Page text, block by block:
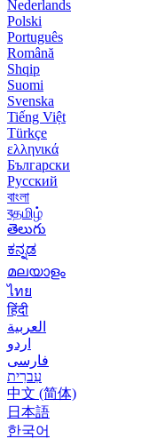
Nederlands
Polski
Português
Română
Shqip
Suomi
Svenska
Tiếng Việt
Türkçe
ελληνικά
Български
Русский
বাংলা
বதமிழ்
తెలుగు
ಕನ್ನಡ
മലയാളം
ไทย
हिंदी
العربية
اردو
فارسی
עִברִית
中文 (简体)
日本語
한국어